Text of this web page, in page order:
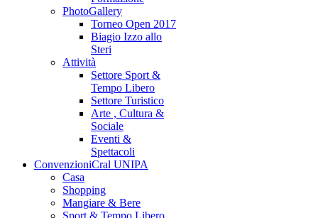
PhotoGallery
Torneo Open 2017
Biagio Izzo allo
Steri
Attività
Settore Sport &
Tempo Libero
Settore Turistico
Arte , Cultura &
Sociale
Eventi &
Spettacoli
ConvenzioniCral UNIPA
Casa
Shopping
Mangiare & Bere
Sport & Tempo Libero